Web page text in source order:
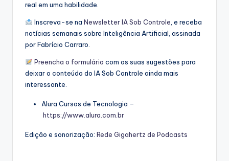
real em uma habilidade.
Inscreva-se na ⁠⁠Newsletter IA Sob Controle⁠⁠, e receba
notícias semanais sobre Inteligência Artificial, assinada
por Fabrício Carraro.
⁠⁠Preencha o formulário⁠⁠ com as suas sugestões para
deixar o conteúdo do IA Sob Controle ainda mais
interessante.
Alura Cursos de Tecnologia –
⁠⁠https://www.alura.com.br⁠⁠
Edição e sonorização: ⁠⁠Rede Gigahertz de Podcasts